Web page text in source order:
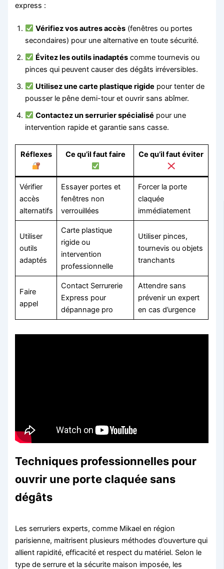
express :
Vérifiez vos autres accès (fenêtres ou portes
secondaires) pour une alternative en toute sécurité.
Évitez les outils inadaptés comme tournevis ou
pinces qui peuvent causer des dégâts irréversibles.
Utilisez une carte plastique rigide pour tenter de
pousser le pêne demi-tour et ouvrir sans abîmer.
Contactez un serrurier spécialisé pour une
intervention rapide et garantie sans casse.
Réflexes Ce qu’il faut faire Ce qu’il faut éviter
Vérifier
accès
alternatifs
Essayer portes et
fenêtres non
verrouillées
Forcer la porte
claquée
immédiatement
Utiliser
outils
adaptés
Carte plastique
rigide ou
intervention
professionnelle
Utiliser pinces,
tournevis ou objets
tranchants
Faire
appel
Contact Serrurerie
Express pour
dépannage pro
Attendre sans
prévenir un expert
en cas d’urgence
Techniques professionnelles pour
ouvrir une porte claquée sans
dégâts
Les serruriers experts, comme Mikael en région
parisienne, maitrisent plusieurs méthodes d’ouverture qui
allient rapidité, efficacité et respect du matériel. Selon le
type de serrure et la sécurite maison imposée, les